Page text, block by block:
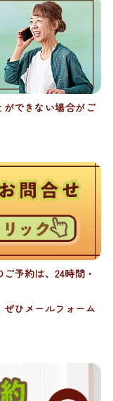
できない場合がご
予約は、24時間・
ひメールフォーム